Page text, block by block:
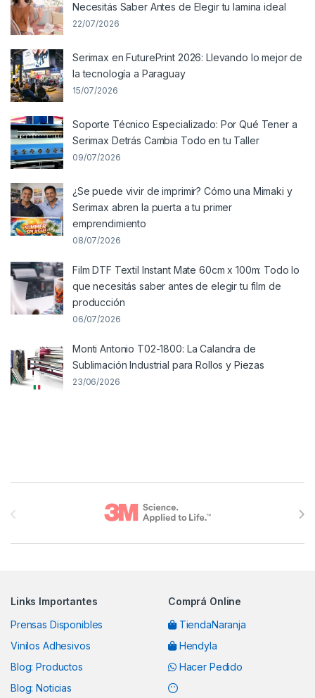
Necesitás Saber Antes de Elegir tu lamina ideal
22/07/2026
Serimax en FuturePrint 2026: Llevando lo mejor de
la tecnología a Paraguay
15/07/2026
Soporte Técnico Especializado: Por Qué Tener a
Serimax Detrás Cambia Todo en tu Taller
09/07/2026
¿Se puede vivir de imprimir? Cómo una Mimaki y
Serimax abren la puerta a tu primer
emprendimiento
08/07/2026
Film DTF Textil Instant Mate 60cm x 100m: Todo lo
que necesitás saber antes de elegir tu film de
producción
06/07/2026
Monti Antonio T02-1800: La Calandra de
Sublimación Industrial para Rollos y Piezas
23/06/2026
Links Importantes
Prensas Disponibles
Vinilos Adhesivos
Blog: Productos
Blog: Noticias
Comprá Online
TiendaNaranja
Hendyla
Hacer Pedido